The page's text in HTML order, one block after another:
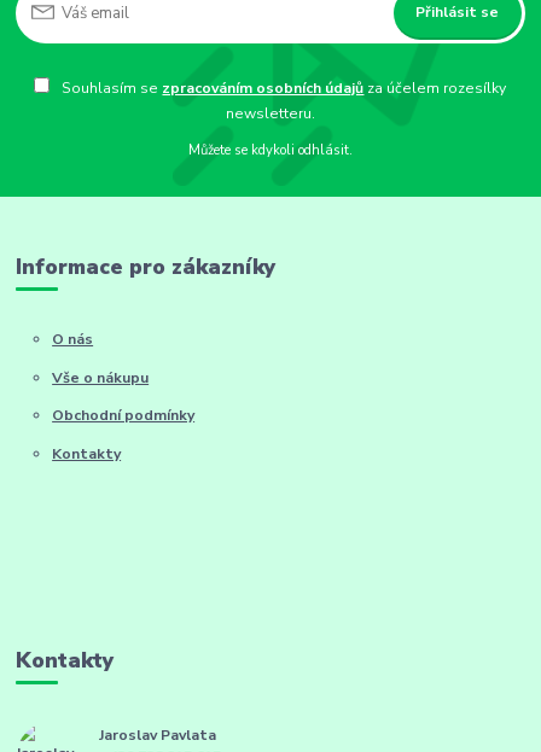
Přihlásit se
Souhlasím se zpracováním osobních údajů za účelem rozesílky
newsletteru.
Můžete se kdykoli odhlásit.
Informace pro zákazníky
O nás
Vše o nákupu
Obchodní podmínky
Kontakty
Kontakty
Jaroslav Pavlata